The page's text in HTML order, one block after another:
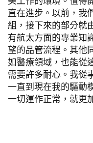
直在進步。以前，我
組，接下來的部分就
有航太方面的專業知
望的品管流程。其他
如醫療領域，也能從
需要許多耐心。我從
一直到現在我的驅動
一切運作正常，就更